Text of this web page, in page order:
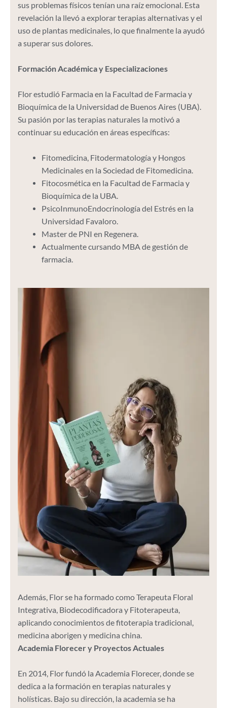
sus problemas físicos tenían una raíz emocional. Esta
revelación la llevó a explorar terapias alternativas y el
uso de plantas medicinales, lo que finalmente la ayudó
a superar sus dolores.
Formación Académica y Especializaciones
Flor estudió Farmacia en la Facultad de Farmacia y
Bioquímica de la Universidad de Buenos Aires (UBA).
Su pasión por las terapias naturales la motivó a
continuar su educación en áreas específicas:
Fitomedicina, Fitodermatología y Hongos
Medicinales en la Sociedad de Fitomedicina.
Fitocosmética en la Facultad de Farmacia y
Bioquímica de la UBA.
PsicoInmunoEndocrinología del Estrés en la
Universidad Favaloro.
Master de PNI en Regenera.
Actualmente cursando MBA de gestión de
farmacia.
Además, Flor se ha formado como Terapeuta Floral
Integrativa, Biodecodificadora y Fitoterapeuta,
aplicando conocimientos de fitoterapia tradicional,
medicina aborigen y medicina china.
Academia Florecer y Proyectos Actuales
En 2014, Flor fundó la Academia Florecer, donde se
dedica a la formación en terapias naturales y
holísticas. Bajo su dirección, la academia se ha